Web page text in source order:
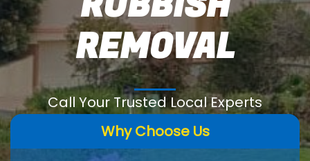
REMOVAL
Call Your Trusted Local Experts
Why Choose Us